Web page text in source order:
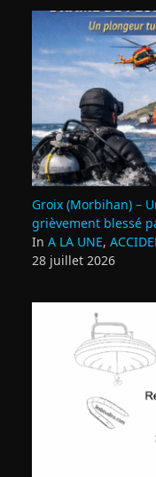
Groix (Morbihan) –
grièvement blessé
In A LA UNE,
28 juillet 2026